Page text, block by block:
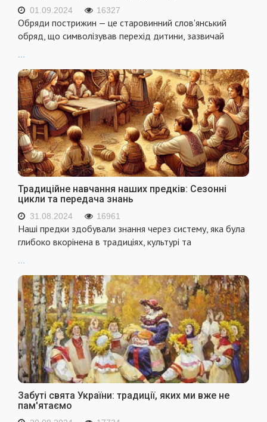
01.09.2024 16327
Обряди пострижин — це старовинний слов'янський
обряд, що символізував перехід дитини, зазвичай
Традиційне навчання наших предків: Сезонні
цикли та передача знань
31.08.2024 16961
Наші предки здобували знання через систему, яка була
глибоко вкорінена в традиціях, культурі та
...
Забуті свята України: традиції, яких ми вже не
пам'ятаємо